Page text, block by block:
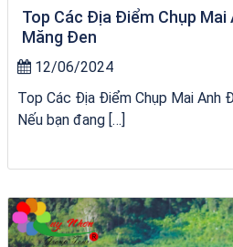
Top Các Địa Điểm Chụp
Măng Đen
12/06/2024
Top Các Địa Điểm Chụp Mai Anh
Nếu bạn đang […]
City Tour Quy Nhơn